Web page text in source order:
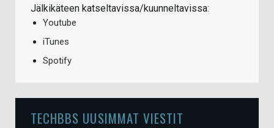
Jälkikäteen katseltavissa/kuunneltavissa:
Youtube
iTunes
Spotify
TECHBBS UUSIMMAT VIESTIT